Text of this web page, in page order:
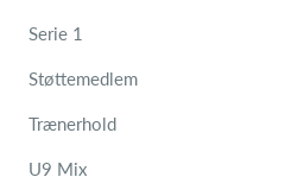
Serie 1
Støttemedlem
Trænerhold
U9 Mix